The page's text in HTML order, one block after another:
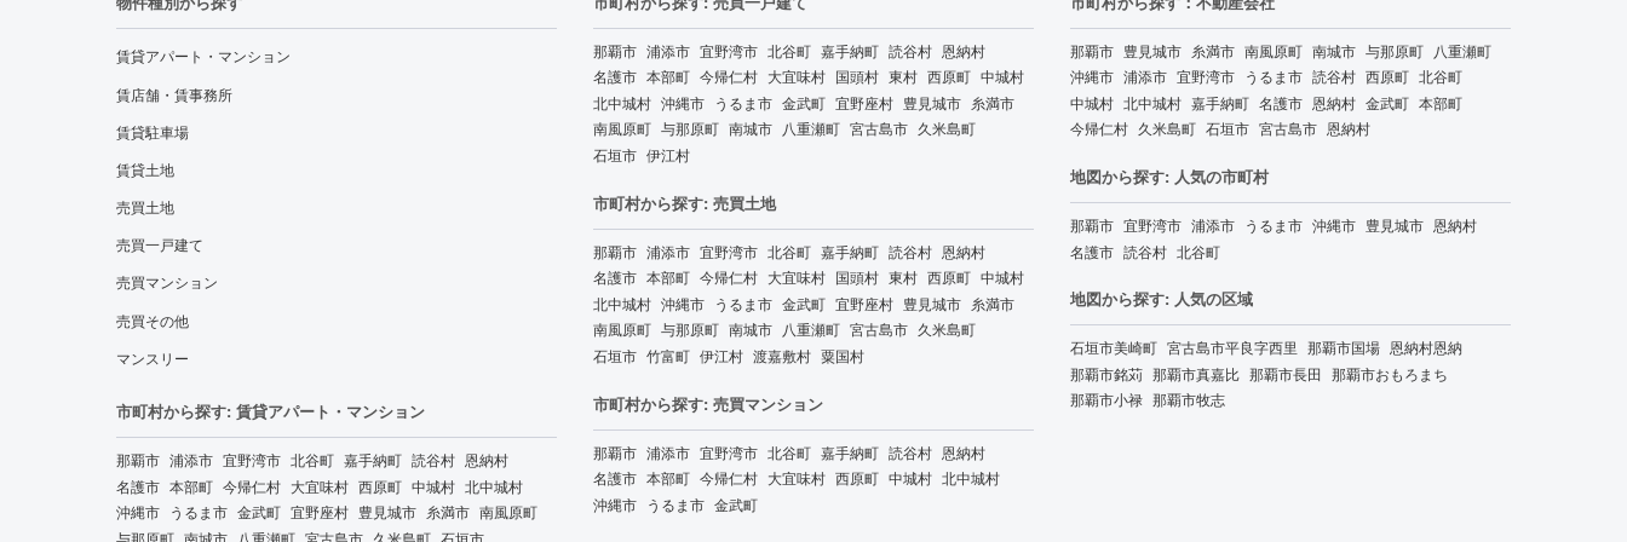
賃貸アパート・マンション
賃店舗・賃事務所
賃貸駐車場
賃貸土地
売買土地
売買一戸建て
売買マンション
売買その他
マンスリー
市町村から探す: 賃貸アパート・マンション
那覇市 浦添市 宜野湾市 北谷町 嘉手納町 読谷村 恩納村
名護市 本部町 今帰仁村 大宜味村 西原町 中城村 北中城村
沖縄市 うるま市 金武町 宜野座村 豊見城市 糸満市 南風原町
与那原町 南城市 八重瀬町 宮古島市 久米島町 石垣市
那覇市 浦添市 宜野湾市 北谷町 嘉手納町 読谷村 恩納村
名護市 本部町 今帰仁村 大宜味村 国頭村 東村 西原町 中城村
北中城村 沖縄市 うるま市 金武町 宜野座村 豊見城市 糸満市
南風原町 与那原町 南城市 八重瀬町 宮古島市 久米島町
石垣市 伊江村
市町村から探す: 売買土地
那覇市 浦添市 宜野湾市 北谷町 嘉手納町 読谷村 恩納村
名護市 本部町 今帰仁村 大宜味村 国頭村 東村 西原町 中城村
北中城村 沖縄市 うるま市 金武町 宜野座村 豊見城市 糸満市
南風原町 与那原町 南城市 八重瀬町 宮古島市 久米島町
石垣市 竹富町 伊江村 渡嘉敷村 粟国村
市町村から探す: 売買マンション
那覇市 浦添市 宜野湾市 北谷町 嘉手納町 読谷村 恩納村
名護市 本部町 今帰仁村 大宜味村 西原町 中城村 北中城村
沖縄市 うるま市 金武町
那覇市 豊見城市 糸満市 南風原町 南城市 与那原町 八重瀬町
沖縄市 浦添市 宜野湾市 うるま市 読谷村 西原町 北谷町
中城村 北中城村 嘉手納町 名護市 恩納村 金武町 本部町
今帰仁村 久米島町 石垣市 宮古島市 恩納村
地図から探す: 人気の市町村
那覇市 宜野湾市 浦添市 うるま市 沖縄市 豊見城市 恩納村
名護市 読谷村 北谷町
地図から探す: 人気の区域
石垣市美崎町 宮古島市平良字西里 那覇市国場 恩納村恩納
那覇市銘苅 那覇市真嘉比 那覇市長田 那覇市おもろまち
那覇市小禄 那覇市牧志